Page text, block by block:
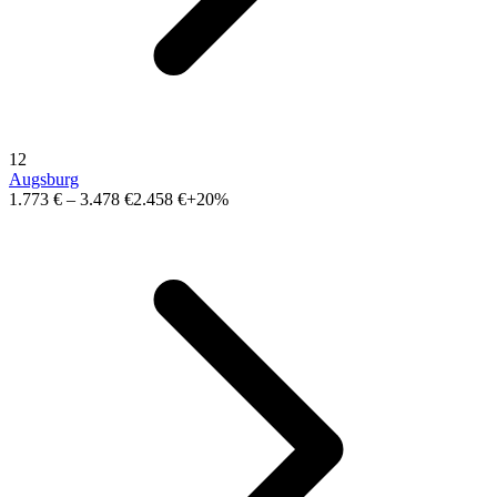
12
Augsburg
1.773 € – 3.478 €2.458 €+20%